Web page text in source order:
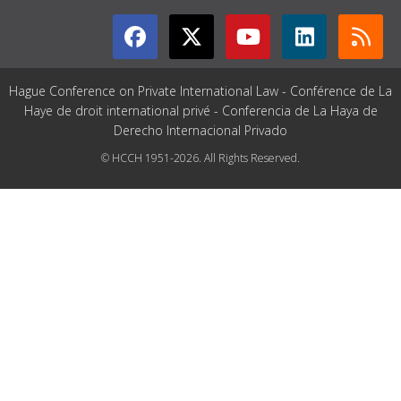
Hague Conference on Private International Law - Conférence de La
Haye de droit international privé - Conferencia de La Haya de
Derecho Internacional Privado
© HCCH 1951-2026. All Rights Reserved.